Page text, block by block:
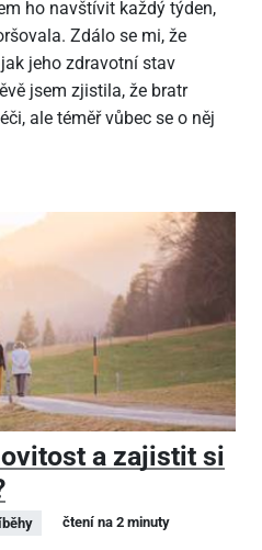
ho navštívit každý týden,
Zdálo se mi, že
jeho zdravotní stav
jsem zjistila, že bratr
ale téměř vůbec se o něj
a zajistit si
čtení na 2 minuty